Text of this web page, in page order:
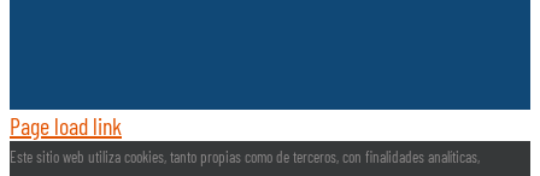
Page load link
Este sitio web utiliza cookies, tanto propias como de terceros, con finalidades analíticas,